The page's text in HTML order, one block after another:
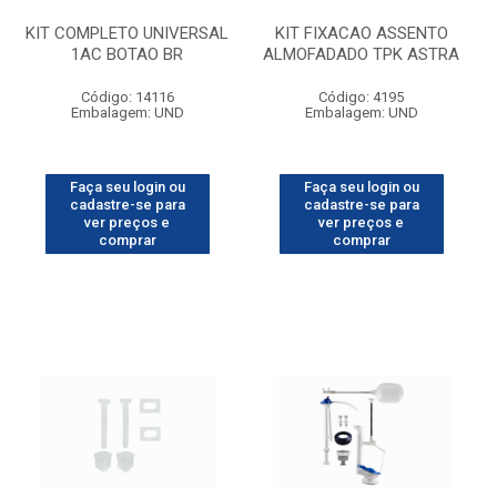
KIT COMPLETO UNIVERSAL
1AC BOTAO BR
Código: 14116
Embalagem: UND
Faça seu login ou
cadastre-se para
ver preços e
comprar
KIT FIXACAO ASSENTO
ALMOFADADO TPK ASTRA
Código: 4195
Embalagem: UND
Faça seu login ou
cadastre-se para
ver preços e
comprar